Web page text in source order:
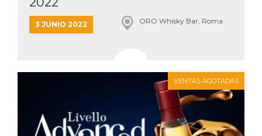
3 JUNIO 2022 ORO Whisky Bar, Roma
VENTAS AGOTADAS